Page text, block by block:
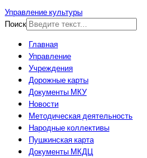
Управление культуры
Поиск
Главная
Управление
Учреждения
Дорожные карты
Документы МКУ
Новости
Методическая деятельность
Народные коллективы
Пушкинская карта
Документы МКДЦ